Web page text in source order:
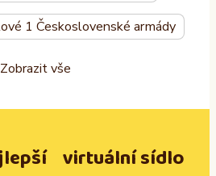
1 Československé armády
Zobrazit vše
virtuální sídlo